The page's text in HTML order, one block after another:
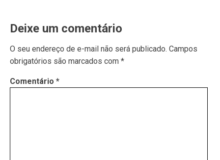
Deixe um comentário
O seu endereço de e-mail não será publicado. Campos
obrigatórios são marcados com *
Comentário *